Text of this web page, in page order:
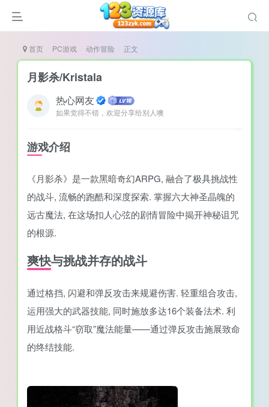
（摸鱼游戏）
首页 PC游戏 动作冒险 正文
月影杀/Kristala
热心网友
如果觉得不错，欢迎分享给别人噢
游戏介绍
《月影杀》是一款黑暗奇幻ARPG, 融合了极具挑战性
的战斗, 流畅的跑酷和深度探索. 掌握六大神圣晶魄的
远古魔法, 在这场扣人心弦的剧情冒险中揭开神秘诅咒
的根源.
爽快与挑战并存的战斗
通过格挡, 闪避和弹反攻击来规避伤害. 轻重组合攻击,
运用强大的武器技能, 同时施放多达16个装备法术. 利
用近战格斗“窃取”魔法能量——通过弹反攻击施展致命
的终结技能.